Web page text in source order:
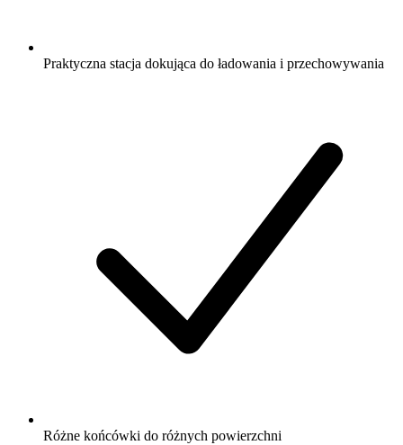
Praktyczna stacja dokująca do ładowania i przechowywania
Różne końcówki do różnych powierzchni